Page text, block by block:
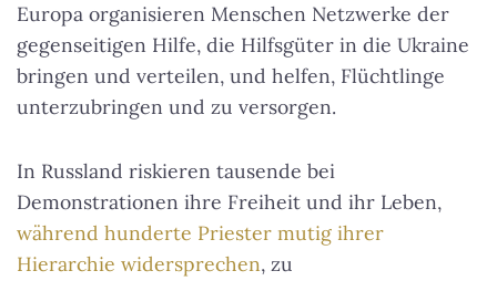
Europa organisieren Menschen Netzwerke der
gegenseitigen Hilfe, die Hilfsgüter in die Ukraine
bringen und verteilen, und helfen, Flüchtlinge
unterzubringen und zu versorgen.
In Russland riskieren tausende bei
Demonstrationen ihre Freiheit und ihr Leben,
während hunderte Priester mutig ihrer
Hierarchie widersprechen, zu